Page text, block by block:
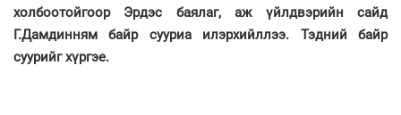
холбоотойгоор Эрдэс баялаг, аж үйлдвэрийн сайд
Г.Дамдинням байр сууриа илэрхийллээ. Тэдний байр
суурийг хүргэе.